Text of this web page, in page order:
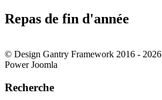
Repas de fin d'année
© Design Gantry Framework 2016 - 2026
Power Joomla
Recherche